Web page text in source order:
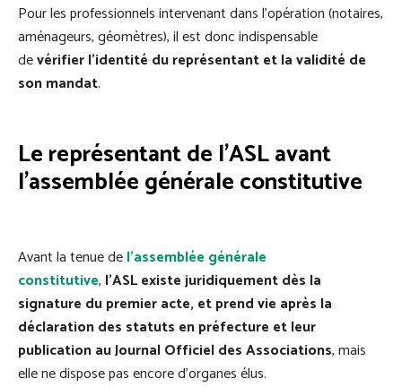
Pour les professionnels intervenant dans l’opération (notaires,
aménageurs, géomètres), il est donc indispensable
devérifier l’identité du représentant et la validité de
son mandat.
Le représentant de l’ASL avant
l’assemblée générale constitutive
Avant la tenue del’assemblée générale
constitutive, l’ASL existe juridiquement dès la
signature du premier acte, et prend vie après la
déclaration des statuts en préfecture et leur
publication au Journal Officiel des Associations, mais
elle ne dispose pas encore d’organes élus.